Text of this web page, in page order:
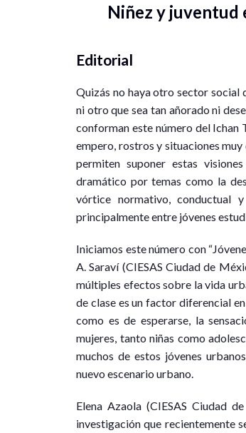
Niñez y juventud
Editorial
Quizás no haya otro sector social
ni otro que sea tan añorado ni
conforman este número del Ichan
empero, rostros y situaciones
permiten suponer estas
dramático por temas como la
vórtice normativo, conductual
principalmente entre jóvenes
Iniciamos este número con
A. Saraví (CIESAS Ciudad de
múltiples efectos sobre la vida
de clase es un factor diferencial
como es de esperarse, la
mujeres, tanto niñas como
muchos de estos jóvenes
nuevo escenario urbano.
Elena Azaola (CIESAS Ciudad
investigación que recientemente